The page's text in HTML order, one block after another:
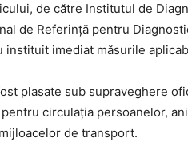
de către Institutul de
de Referință pentru
imediat măsurile
plasate sub supraveghere
circulația persoanelor,
de transport.